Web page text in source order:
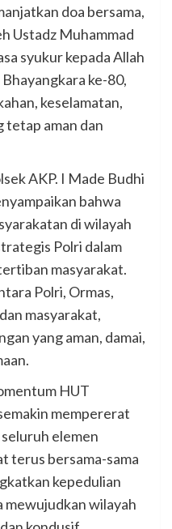
doa bersama,
Ustadz Muhammad
syukur kepada Allah
ke-80,
keselamatan,
tetap aman dan
AKP. I Made Budhi
bahwa
di wilayah
Polri dalam
masyarakat.
Polri, Ormas,
masyarakat,
yang aman, damai,
HUT
mempererat
elemen
terus bersama-sama
kepedulian
wilayah